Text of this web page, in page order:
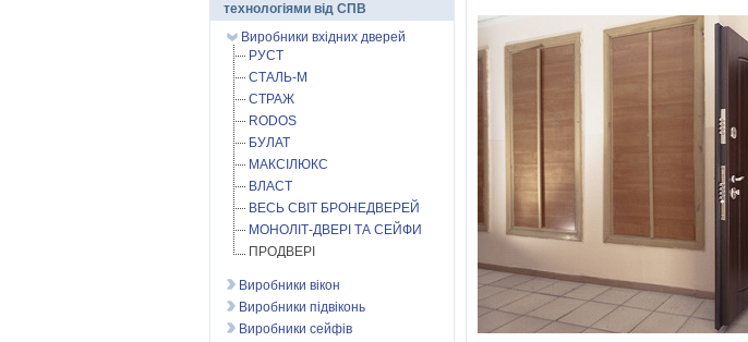
технологіями від СПВ
Виробники вхідних дверей
РУСТ
СТАЛЬ-М
СТРАЖ
RODOS
БУЛАТ
МАКСІЛЮКС
ВЛАСТ
ВЕСЬ СВІТ БРОНЕДВЕРЕЙ
МОНОЛІТ-ДВЕРІ ТА СЕЙФИ
ПРОДВЕРІ
Виробники вікон
Виробники підвіконь
Виробники сейфів